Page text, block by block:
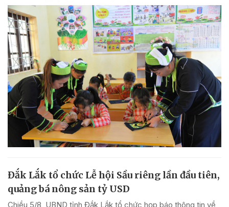
Đắk Lắk tổ chức Lễ hội Sầu riêng lần đầu tiên,
quảng bá nông sản tỷ USD
Chiều 5/8, UBND tỉnh Đắk Lắk tổ chức họp báo thông tin về